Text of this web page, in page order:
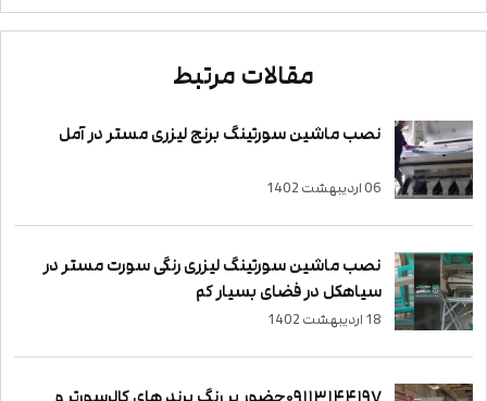
مقالات مرتبط
نصب ماشین سورتینگ برنج لیزری مستر در آمل
06 اردیبهشت 1402
نصب ماشین سورتینگ لیزری رنگی سورت مستر در
سیاهکل در فضای بسیار کم
18 اردیبهشت 1402